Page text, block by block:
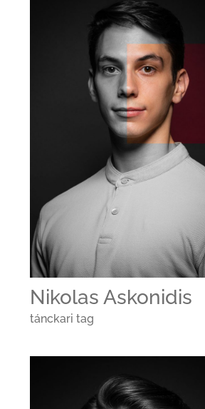
Nikolas Askonidis
tánckari tag